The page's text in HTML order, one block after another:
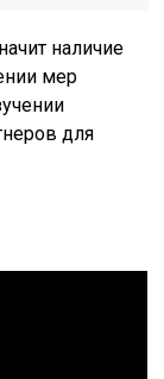
наличие
мер
для